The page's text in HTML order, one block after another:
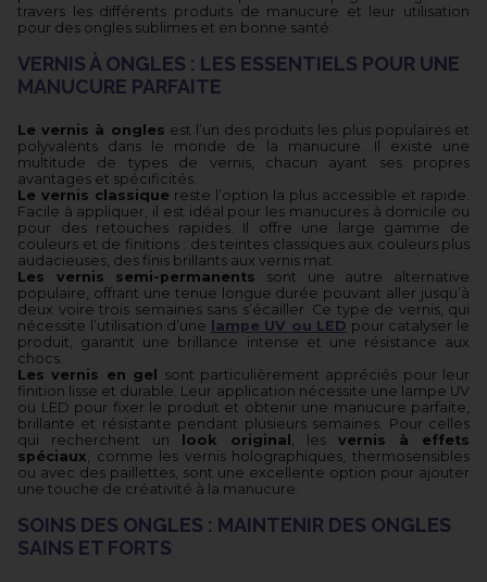
travers les différents produits de manucure et leur utilisation
pour des ongles sublimes et en bonne santé.
VERNIS À ONGLES : LES ESSENTIELS POUR UNE
MANUCURE PARFAITE
Le vernis à ongles est l’un des produits les plus populaires et
polyvalents dans le monde de la manucure. Il existe une
multitude de types de vernis, chacun ayant ses propres
avantages et spécificités.
Le vernis classique reste l’option la plus accessible et rapide.
Facile à appliquer, il est idéal pour les manucures à domicile ou
pour des retouches rapides. Il offre une large gamme de
couleurs et de finitions : des teintes classiques aux couleurs plus
audacieuses, des finis brillants aux vernis mat.
Les vernis semi-permanents sont une autre alternative
populaire, offrant une tenue longue durée pouvant aller jusqu’à
deux voire trois semaines sans s’écailler. Ce type de vernis, qui
nécessite l’utilisation d’une
lampe UV ou LED pour catalyser le
produit, garantit une brillance intense et une résistance aux
chocs.
Les vernis en gel
sont particulièrement appréciés pour leur
finition lisse et durable. Leur application nécessite une lampe UV
ou LED pour fixer le produit et obtenir une manucure parfaite,
brillante et résistante pendant plusieurs semaines. Pour celles
qui recherchent un
look original , les vernis à effets
spéciaux, comme les vernis holographiques, thermosensibles
ou avec des paillettes, sont une excellente option pour ajouter
une touche de créativité à la manucure.
SOINS DES ONGLES : MAINTENIR DES ONGLES
SAINS ET FORTS